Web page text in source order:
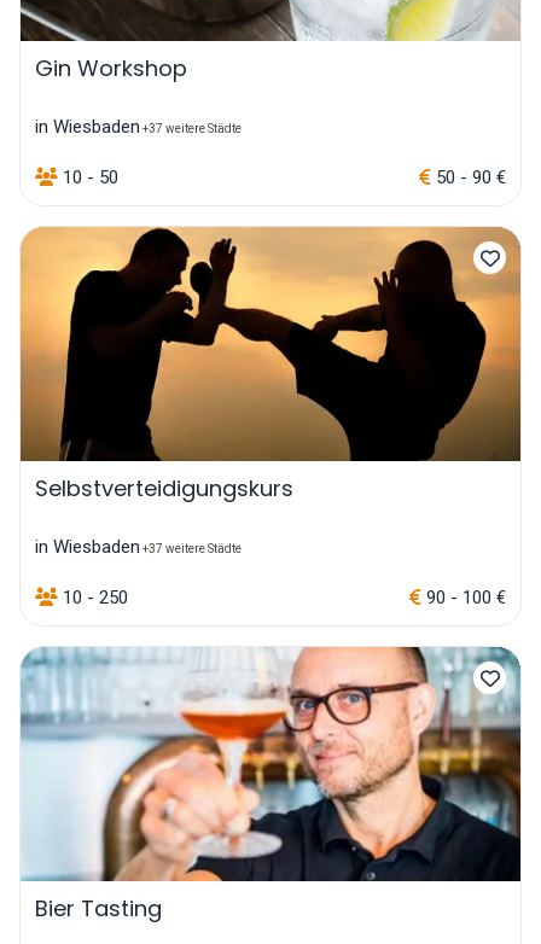
Gin Workshop
in Wiesbaden +37 weitere Städte
10 - 50 50 - 90 €
Selbstverteidigungskurs
in Wiesbaden +37 weitere Städte
10 - 250 90 - 100 €
Bier Tasting